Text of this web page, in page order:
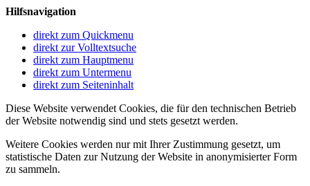
Hilfsnavigation
direkt zum Quickmenu
direkt zur Volltextsuche
direkt zum Hauptmenu
direkt zum Untermenu
direkt zum Seiteninhalt
Diese Website verwendet Cookies, die für den technischen Betrieb
der Website notwendig sind und stets gesetzt werden.
Weitere Cookies werden nur mit Ihrer Zustimmung gesetzt, um
statistische Daten zur Nutzung der Website in anonymisierter Form
zu sammeln.